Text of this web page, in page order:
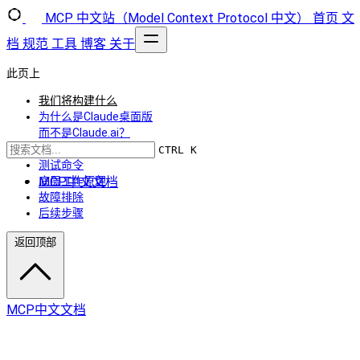
MCP 中文站（Model Context Protocol 中文） 首页 文
档 规范 工具 博客 关于
CTRL K
MCP中文文档
此页上
我们将构建什么
为什么是Claude桌面版
而不是Claude.ai？
MCP核心概念
测试命令
底层工作原理
故障排除
后续步骤
返回顶部
MCP中文文档